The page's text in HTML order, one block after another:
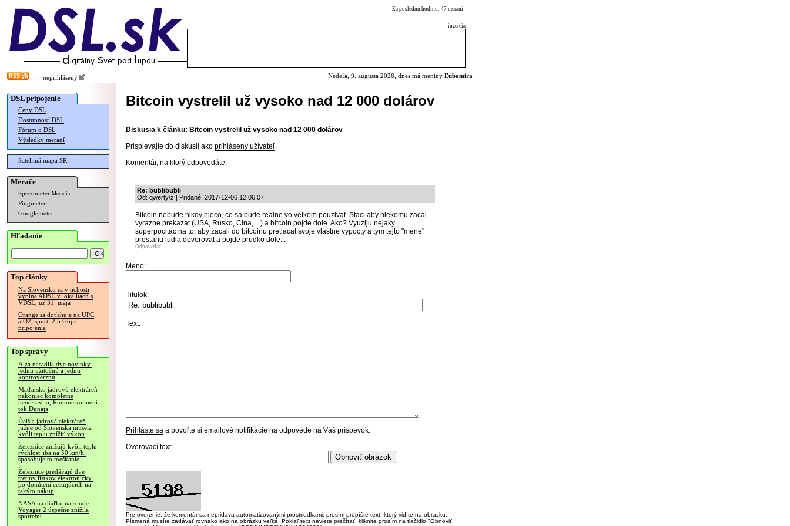
Za poslednú hodinu: 47 meraní
inzercia
neprihlásený Nedeľa, 9. augusta 2026, dnes má meniny Ľubomíra
DSL pripojenie
Ceny DSL
Dostupnosť DSL
Fórum o DSL
Výsledky meraní
Satelitná mapa SR
Merače
Speedmeter Merania
Pingmeter
Googlemeter
Hľadanie
Top články
Na Slovensku sa v tichosti
vypína ADSL v lokalitách s
VDSL, už 31. mája
Orange sa doťahuje na UPC
a O2, spustí 2.5 Gbps
pripojenie
Top správy
Alza nasadila dve novinky,
jednu užitočnú a jednu
kontroverznú
Maďarsko jadrovú elektráreň
nakoniec kompletne
neodstavilo, Rumunsko mení
tok Dunaja
Ďalšia jadrová elektráreň
južne od Slovenska musela
kvôli teplu znížiť výkon
Železnice znižujú kvôli teplu
rýchlosť iba na 50 km/h,
spôsobuje to meškanie
Železnice predávajú dve
tretiny lístkov elektronicky,
po donútení cestujúcich na
takýto nákup
NASA na diaľku na sonde
Voyager 2 úspešne znížila
spotrebu
Bitcoin vystrelil už vysoko nad 12 000 dolárov
Diskusia k článku: Bitcoin vystrelil už vysoko nad 12 000 dolárov
Prispievajte do diskusií ako prihlásený užívateľ.
Komentár, na ktorý odpovedáte:
Re: bublibubli
Od: qwerty/z | Pridané: 2017-12-06 12:06:07
Bitcoin nebude nikdy nieco, co sa bude realne vo velkom pouzivat. Staci aby niekomu zacal
vyrazne prekazat (USA, Rusko, Cina, ...) a bitcoin pojde dole. Ako? Vyuziju nejaky
superpocitac na to, aby zacali do bitcoinu pretlacat svoje vlastne vypocty a tym tejto "mene"
prestanu ludia doverovat a pojde prudko dole...
Odpovedať
Meno:
Titulok:
Text:
Prihláste sa a povoľte si emailové notifikácie na odpovede na Váš príspevok.
Overovací text:
Pre overenie, že komentár sa nepridáva automatizovanými prostriedkami, prosím prepíšte text, ktorý vidíte na obrázku.
Písmená musíte zadávať rovnako ako na obrázku veľké. Pokiaľ text neviete prečítať, kliknite prosím na tlačidlo "Obnoviť